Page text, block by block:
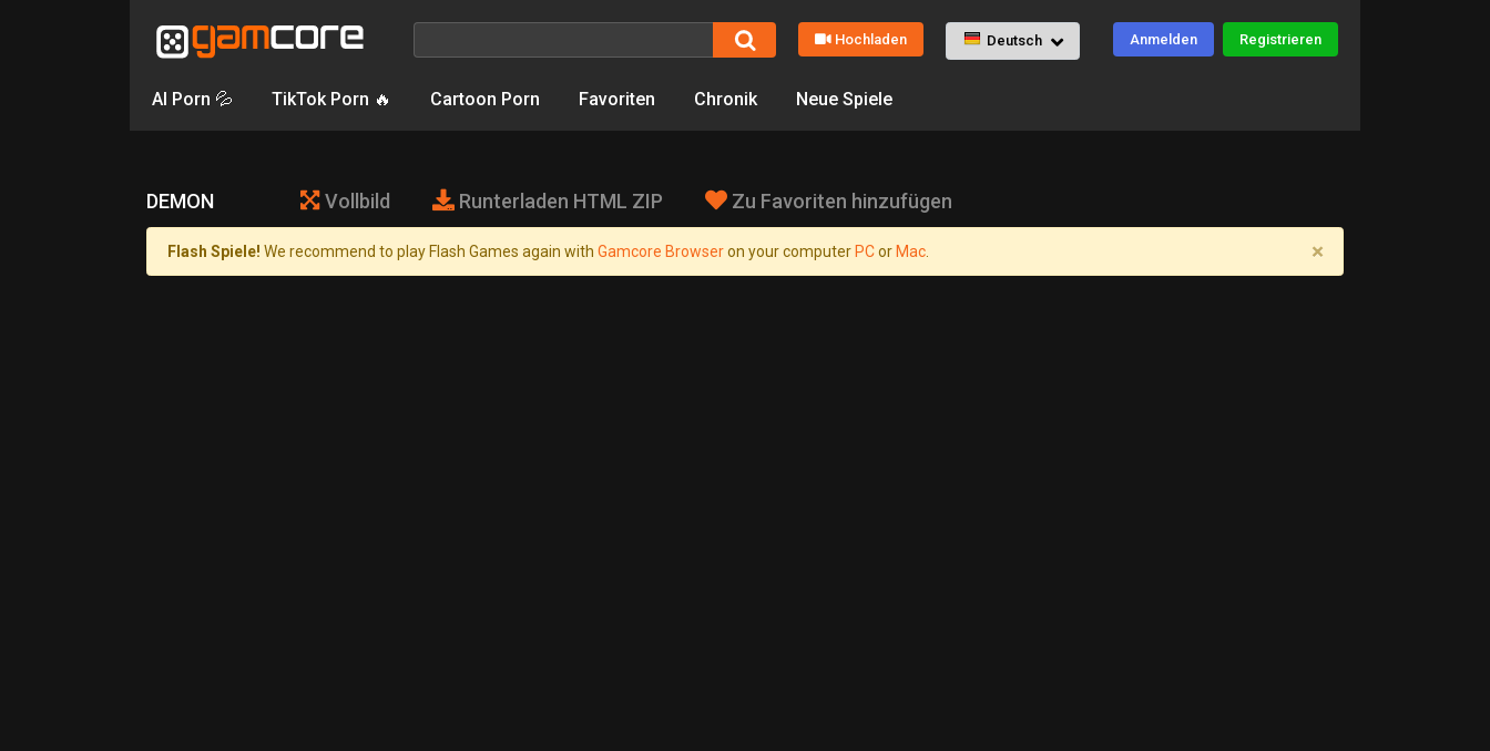
Hochladen Deutsch Anmelden Registrieren
AI Porn 💦 TikTok Porn 🔥 Cartoon Porn Favoriten Chronik Neue Spiele
DEMON Vollbild Runterladen HTML ZIP Zu Favoriten hinzufügen
Flash Spiele! We recommend to play Flash Games again with Gamcore Browseron your computerPCorMac. ×